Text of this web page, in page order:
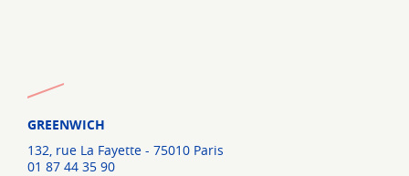
GREENWICH
132, rue La Fayette - 75010 Paris
01 87 44 35 90